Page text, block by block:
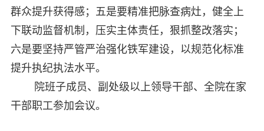
群众提升获得感；五是要精准把脉查病灶，健全上
下联动监督机制，压实主体责任，狠抓整改落实；
六是要坚持严管严治强化铁军建设，以规范化标准
提升执纪执法水平。
院班子成员、副处级以上领导干部、全院在家
干部职工参加会议。